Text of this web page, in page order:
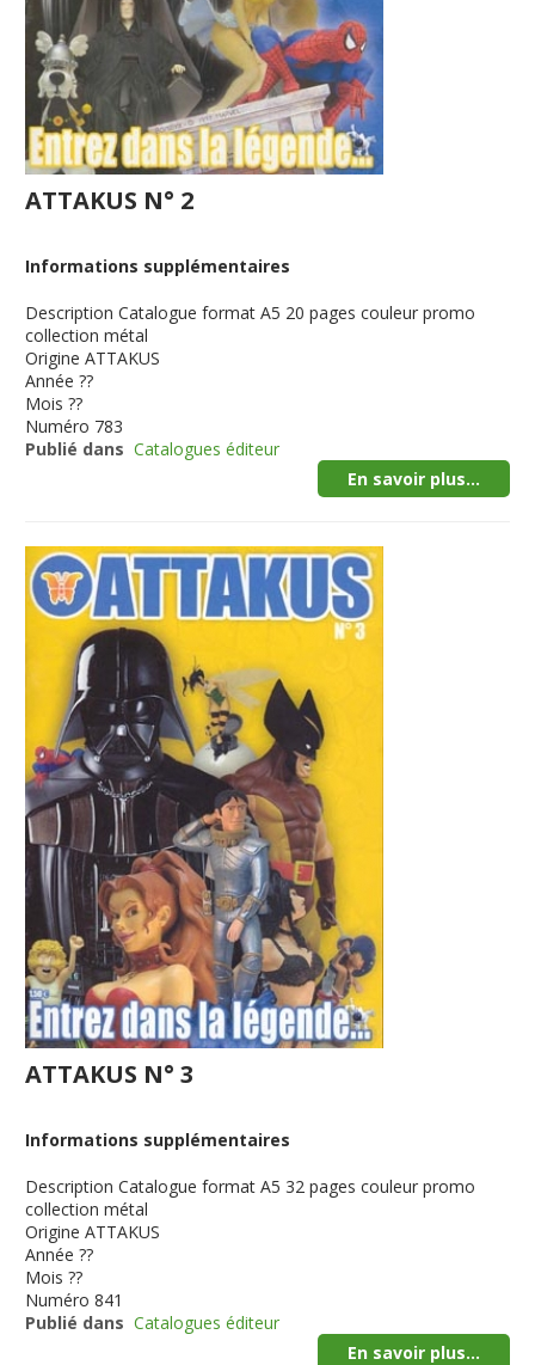
ATTAKUS N° 2
Informations supplémentaires
Description Catalogue format A5 20 pages couleur promo
collection métal
Origine ATTAKUS
Année ??
Mois ??
Numéro 783
Publié dans Catalogues éditeur
En savoir plus...
ATTAKUS N° 3
Informations supplémentaires
Description Catalogue format A5 32 pages couleur promo
collection métal
Origine ATTAKUS
Année ??
Mois ??
Numéro 841
Publié dans Catalogues éditeur
En savoir plus...